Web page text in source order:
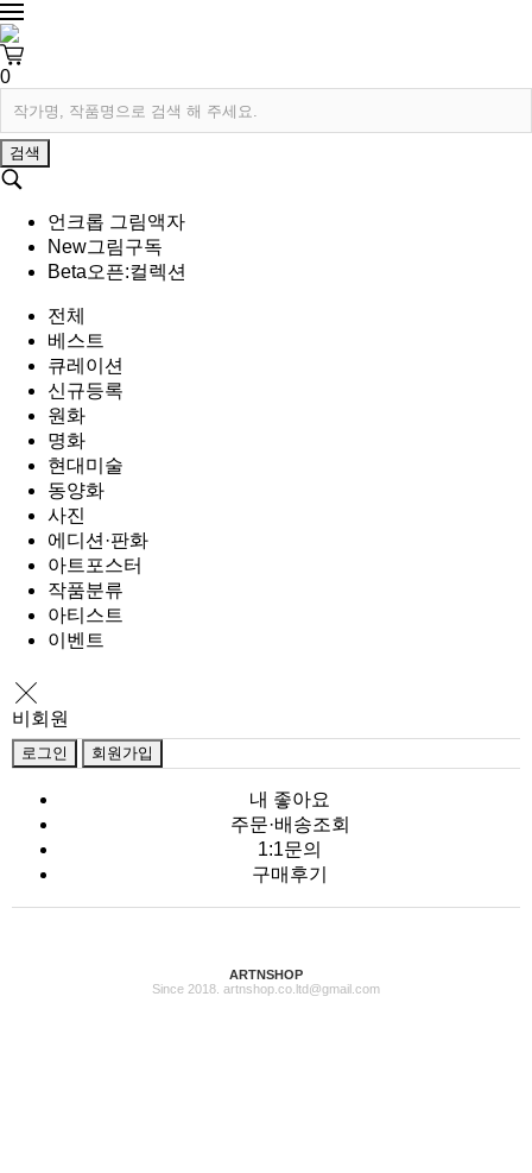
0
검색
언크롭 그림액자
New그림구독
Beta오픈:컬렉션
전체
베스트
큐레이션
신규등록
원화
명화
현대미술
동양화
사진
에디션·판화
아트포스터
작품분류
아티스트
이벤트
비회원
로그인 회원가입
내 좋아요
주문·배송조회
1:1문의
구매후기
ARTNSHOP
Since 2018. artnshop.co.ltd@gmail.com